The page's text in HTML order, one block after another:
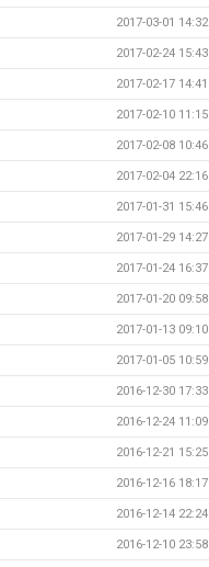
2017-03-01 14:32
2017-02-24 15:43
2017-02-17 14:41
2017-02-10 11:15
2017-02-08 10:46
2017-02-04 22:16
2017-01-31 15:46
2017-01-29 14:27
2017-01-24 16:37
2017-01-20 09:58
2017-01-13 09:10
2017-01-05 10:59
2016-12-30 17:33
2016-12-24 11:09
2016-12-21 15:25
2016-12-16 18:17
2016-12-14 22:24
2016-12-10 23:58